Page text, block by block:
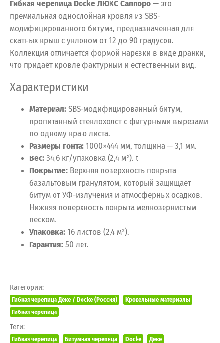
Гибкая черепица Docke ЛЮКС Саппоро— это
премиальная однослойная кровля из SBS-
модифицированного битума, предназначенная для
скатных крыш с уклоном от 12 до 90 градусов.
Коллекция отличается формой нарезки в виде дранки,
что придаёт кровле фактурный и естественный вид.
Характеристики
Материал:SBS-модифицированный битум,
пропитанный стеклохолст с фигурными вырезами
по одному краю листа.
Размеры гонта:1000×444 мм, толщина — 3,1 мм.
Вес:34,6 кг/упаковка (2,4 м²). t
Покрытие: Верхняя поверхность покрыта
базальтовым гранулятом, который защищает
битум от УФ-излучения и атмосферных осадков.
Нижняя поверхность покрыта мелкозернистым
песком.
Упаковка:16 листов (2,4 м²).
Гарантия:50 лет.
Категории:
Гибкая черепица Дёке / Docke (Россия)
Кровельные материалы
Гибкая черепица
Теги:
Гибкая черепица Битумная черепица Docke Деке